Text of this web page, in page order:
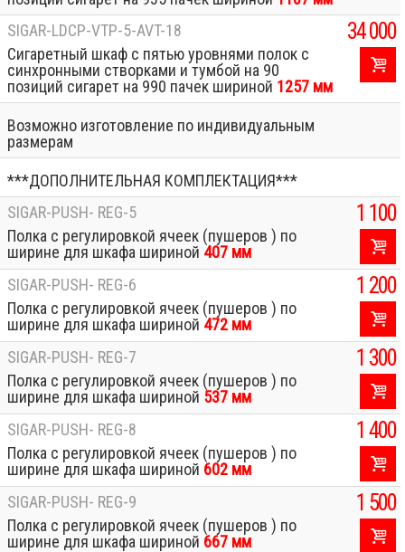
SIGAR-LDCP-VTP-5-AVT-18
Сигаретный шкаф с пятью уровнями полок с
синхронными створками и тумбой на 90
позиций сигарет на 990 пачек шириной 1257 мм
34 000
Возможно изготовление по индивидуальным
размерам
***ДОПОЛНИТЕЛЬНАЯ КОМПЛЕКТАЦИЯ***
SIGAR-PUSH- REG-5
Полка с регулировкой ячеек (пушеров ) по
ширине для шкафа шириной 407 мм
1 100
SIGAR-PUSH- REG-6
Полка с регулировкой ячеек (пушеров ) по
ширине для шкафа шириной 472 мм
1 200
SIGAR-PUSH- REG-7
Полка с регулировкой ячеек (пушеров ) по
ширине для шкафа шириной 537 мм
1 300
SIGAR-PUSH- REG-8
Полка с регулировкой ячеек (пушеров ) по
ширине для шкафа шириной 602 мм
1 400
SIGAR-PUSH- REG-9
Полка с регулировкой ячеек (пушеров ) по
ширине для шкафа шириной 667 мм
1 500